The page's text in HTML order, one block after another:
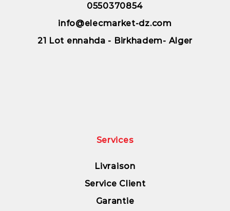
0550370854
info@elecmarket-dz.com
21 Lot ennahda - Birkhadem- Alger
Services
Livraison
Service Client
Garantie